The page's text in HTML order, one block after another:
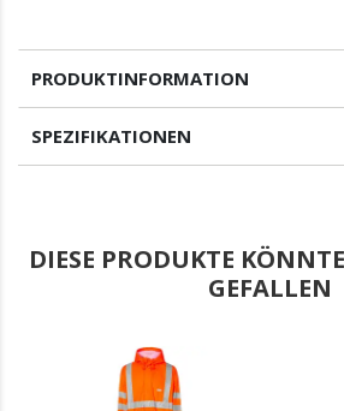
PRODUKTINFORMATION
SPEZIFIKATIONEN
DIESE PRODUKTE
GEFALLEN